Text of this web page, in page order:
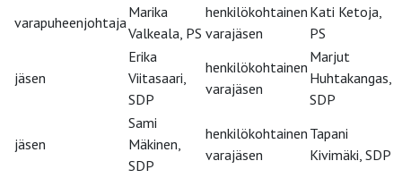
varapuheenjohtaja
Marika
Valkeala, PS
henkilökohtainen
varajäsen
Kati Ketoja,
PS
jäsen
Erika
Viitasaari,
SDP
henkilökohtainen
varajäsen
Marjut
Huhtakangas,
SDP
jäsen
Sami
Mäkinen,
SDP
henkilökohtainen
varajäsen
Tapani
Kivimäki, SDP